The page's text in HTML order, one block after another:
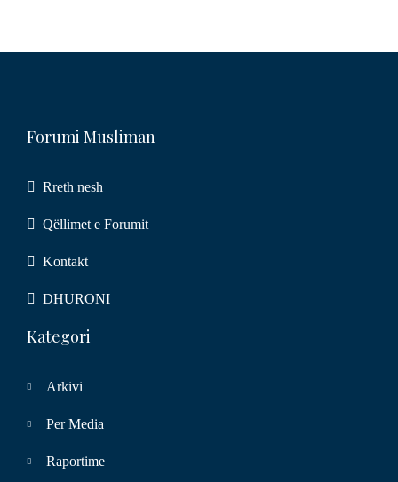
Forumi Musliman
Rreth nesh
Qëllimet e Forumit
Kontakt
DHURONI
Kategori
Arkivi
Per Media
Raportime